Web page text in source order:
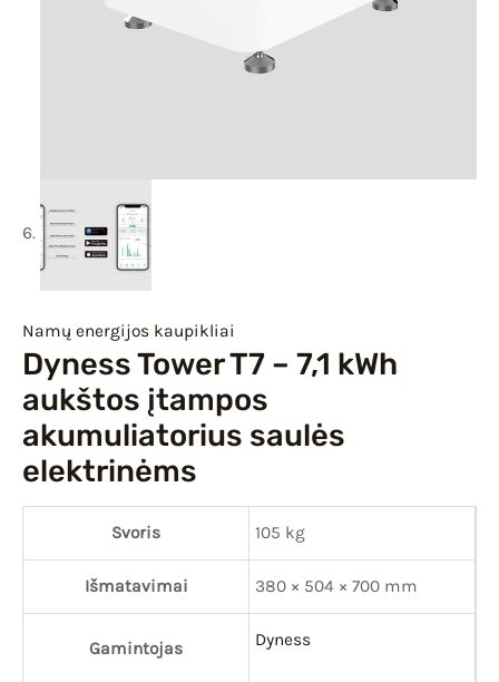
Namų energijos kaupikliai
Dyness Tower T7 – 7,1 kWh
aukštos įtampos
akumuliatorius saulės
elektrinėms
Svoris 105 kg
Išmatavimai 380 × 504 × 700 mm
Gamintojas Dyness